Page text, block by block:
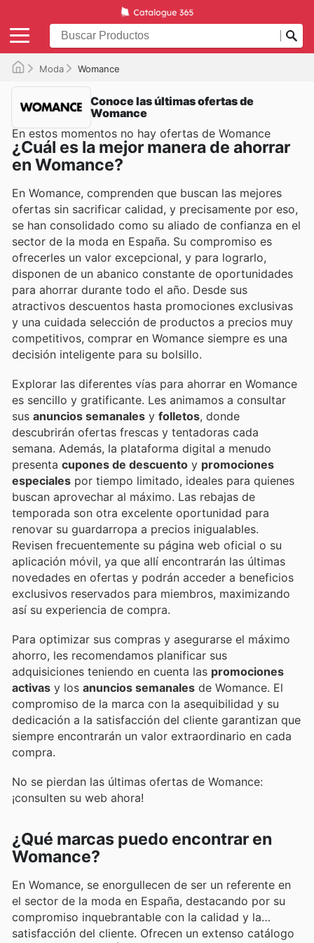
Moda Womance
Conoce las últimas ofertas de
Womance
En estos momentos no hay ofertas de Womance
¿Cuál es la mejor manera de ahorrar
en Womance?
En Womance, comprenden que buscan las mejores
ofertas sin sacrificar calidad, y precisamente por eso,
se han consolidado como su aliado de confianza en el
sector de la moda en España. Su compromiso es
ofrecerles un valor excepcional, y para lograrlo,
disponen de un abanico constante de oportunidades
para ahorrar durante todo el año. Desde sus
atractivos descuentos hasta promociones exclusivas
y una cuidada selección de productos a precios muy
competitivos, comprar en Womance siempre es una
decisión inteligente para su bolsillo.
Explorar las diferentes vías para ahorrar en Womance
es sencillo y gratificante. Les animamos a consultar
sus anuncios semanales y folletos, donde
descubrirán ofertas frescas y tentadoras cada
semana. Además, la plataforma digital a menudo
presenta cupones de descuento y promociones
especiales por tiempo limitado, ideales para quienes
buscan aprovechar al máximo. Las rebajas de
temporada son otra excelente oportunidad para
renovar su guardarropa a precios inigualables.
Revisen frecuentemente su página web oficial o su
aplicación móvil, ya que allí encontrarán las últimas
novedades en ofertas y podrán acceder a beneficios
exclusivos reservados para miembros, maximizando
así su experiencia de compra.
Para optimizar sus compras y asegurarse el máximo
ahorro, les recomendamos planificar sus
adquisiciones teniendo en cuenta las promociones
activas y los anuncios semanales de Womance. El
compromiso de la marca con la asequibilidad y su
dedicación a la satisfacción del cliente garantizan que
siempre encontrarán un valor extraordinario en cada
compra.
No se pierdan las últimas ofertas de Womance:
¡consulten su web ahora!
¿Qué marcas puedo encontrar en
Womance?
En Womance, se enorgullecen de ser un referente en
el sector de la moda en España, destacando por su
compromiso inquebrantable con la calidad y la
satisfacción del cliente. Ofrecen un extenso catálogo